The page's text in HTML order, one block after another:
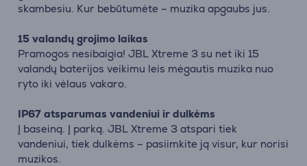
skambesiu. Kur bebūtumėte – muzika apgaubs jus.
15 valandų grojimo laikas
Pramogos nesibaigia! JBL Xtreme 3 su net iki 15
valandų baterijos veikimu leis mėgautis muzika nuo
ryto iki vėlaus vakaro.
IP67 atsparumas vandeniui ir dulkėms
Į baseiną. Į parką. JBL Xtreme 3 atspari tiek
vandeniui, tiek dulkėms – pasiimkite ją visur, kur norisi
muzikos.